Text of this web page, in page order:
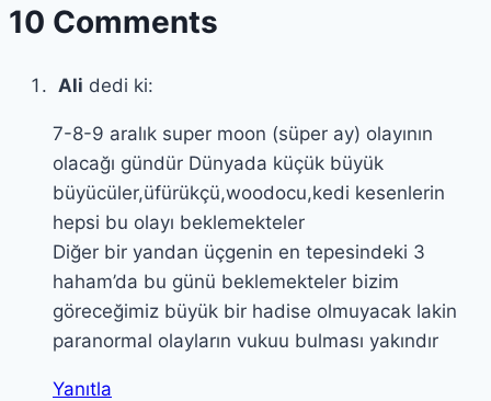
10 Comments
Ali dedi ki:
7-8-9 aralık super moon (süper ay) olayının
olacağı gündür Dünyada küçük büyük
büyücüler,üfürükçü,woodocu,kedi kesenlerin
hepsi bu olayı beklemekteler
Diğer bir yandan üçgenin en tepesindeki 3
haham’da bu günü beklemekteler bizim
göreceğimiz büyük bir hadise olmuyacak lakin
paranormal olayların vukuu bulması yakındır
Yanıtla